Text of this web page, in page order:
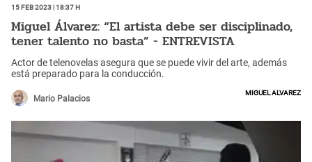
15 Feb 2023 | 18:37 h
Miguel Álvarez: “El artista debe ser disciplinado,
tener talento no basta” - ENTREVISTA
Actor de telenovelas asegura que se puede vivir del arte, además
está preparado para la conducción.
Mario Palacios
Miguel Alvarez